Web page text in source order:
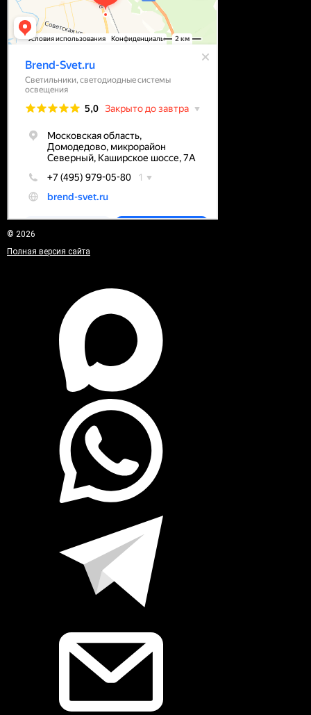
© 2026
Полная версия сайта